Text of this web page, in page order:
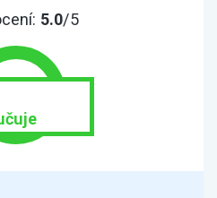
5.0/5